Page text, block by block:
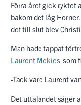
Förra året gick ryktet
bakom det låg
det till slut blev
Man hade tappat
Laurent Mekies, som
-Tack vare Laurent
Det uttalandet säger